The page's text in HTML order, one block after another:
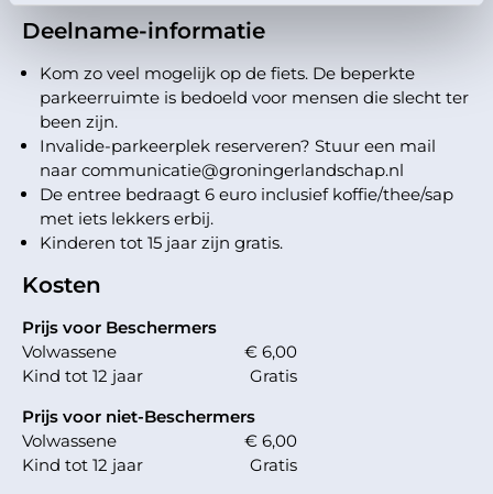
Deelname-informatie
Kom zo veel mogelijk op de fiets. De beperkte
parkeerruimte is bedoeld voor mensen die slecht ter
been zijn.
Invalide-parkeerplek reserveren? Stuur een mail
naar communicatie@groningerlandschap.nl
De entree bedraagt 6 euro inclusief koffie/thee/sap
met iets lekkers erbij.
Kinderen tot 15 jaar zijn gratis.
Kosten
Prijs voor Beschermers
Volwassene
€ 6,00
Kind tot 12 jaar
Gratis
Prijs voor niet-Beschermers
Volwassene
€ 6,00
Kind tot 12 jaar
Gratis